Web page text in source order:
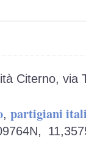
Citerno, via
, partigiani